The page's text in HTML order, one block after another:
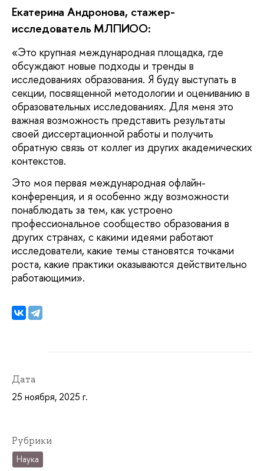
Екатерина Андронова, стажер-
исследователь МЛПИОО:
«Это крупная международная площадка, где
обсуждают новые подходы и тренды в
исследованиях образования. Я буду выступать в
секции, посвященной методологии и оцениванию в
образовательных исследованиях. Для меня это
важная возможность представить результаты
своей диссертационной работы и получить
обратную связь от коллег из других академических
контекстов.
Это моя первая международная офлайн-
конференция, и я особенно жду возможности
понаблюдать за тем, как устроено
профессиональное сообщество образования в
других странах, с какими идеями работают
исследователи, какие темы становятся точками
роста, какие практики оказываются действительно
работающими».
Дата
25 ноября, 2025 г.
Рубрики
Наука